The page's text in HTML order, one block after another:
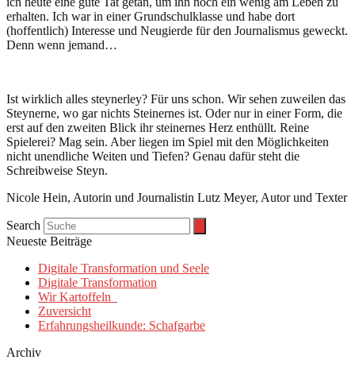
erhalten. Ich war in einer Grundschulklasse und habe dort
(hoffentlich) Interesse und Neugierde für den Journalismus geweckt.
Denn wenn jemand…
Ist wirklich alles steynerley? Für uns schon. Wir sehen zuweilen das
Steynerne, wo gar nichts Steinernes ist. Oder nur in einer Form, die
erst auf den zweiten Blick ihr steinernes Herz enthüllt. Reine
Spielerei? Mag sein. Aber liegen im Spiel mit den Möglichkeiten
nicht unendliche Weiten und Tiefen? Genau dafür steht die
Schreibweise Steyn.
Nicole Hein, Autorin und Journalistin Lutz Meyer, Autor und Texter
Search
Neueste Beiträge
Digitale Transformation und Seele
Digitale Transformation
Wir Kartoffeln
Zuversicht
Erfahrungsheilkunde: Schafgarbe
Archiv